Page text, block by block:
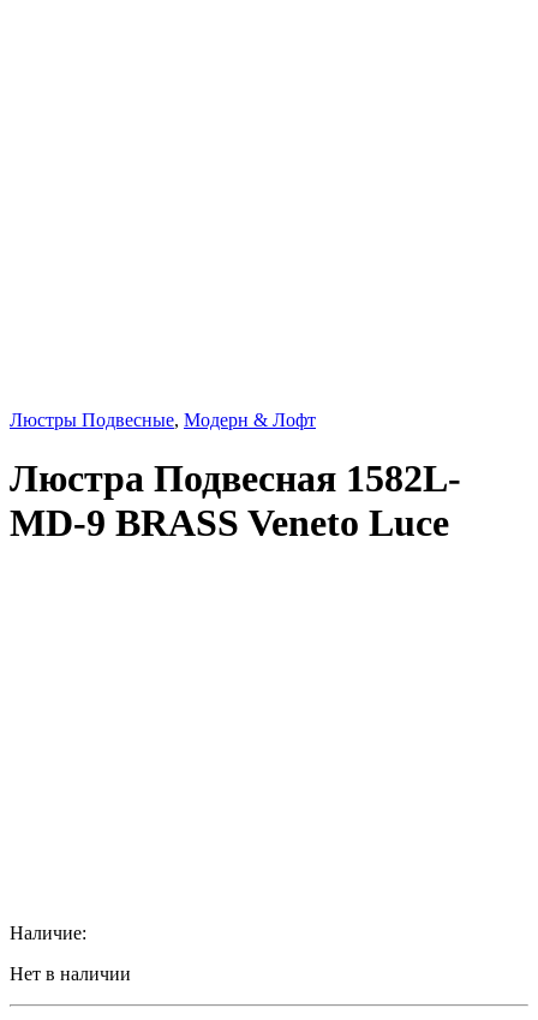
Люстры Подвесные, Модерн & Лофт
Люстра Подвесная 1582L-
MD-9 BRASS Veneto Luce
Наличие:
Нет в наличии